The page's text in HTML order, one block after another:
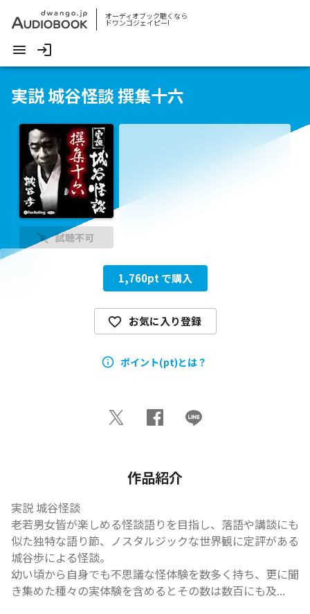
オーディオブック聴くなら
ドワンゴジェイピー!
実説 城谷怪談 撰集十六
試聴不可
1,760pt で購入
お気に入り登録
ポイント(pt)とは？
作品紹介
実説 城谷怪談
老若男女皆が楽しめる怪談語りを目指し、落語や講談にも
似た独特な語り節、ノスタルジックな世界観に定評がある
城谷歩による怪談。
幼い頃から自身でも不思議な怪体験を数多く持ち、更に聞
き集めた種々の実体験を含めるとその数は数百にも及...